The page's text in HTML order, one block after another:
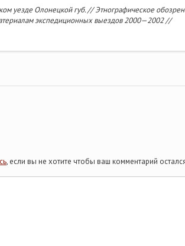
уезде Олонецкой губ. // Этнографическое
экспедиционных выездов 2000—2002 //
, если вы не хотите чтобы ваш комментарий